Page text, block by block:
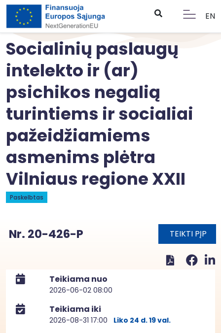
EN
Socialinių paslaugų
intelekto ir (ar)
psichikos negalią
turintiems ir socialiai
pažeidžiamiems
asmenims plėtra
Vilniaus regione XXII
Paskelbtas
Nr. 20-426-P TEIKTI PĮP
Teikiama nuo
2026-06-02 08:00
Teikiama iki
2026-08-31 17:00 Liko 24 d. 19 val.